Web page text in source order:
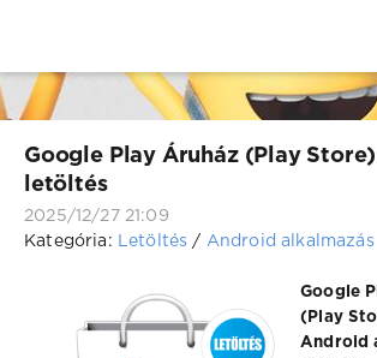
Google Play Áruház (Play
letöltés
2025/12/27 21:09
Kategória:
Letöltés / Android alkalmazás
Google
(Play
Android